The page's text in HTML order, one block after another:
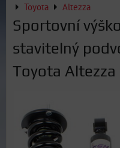
Toyota
Altezza
Sportovní
stavitelný
Toyota Altezza